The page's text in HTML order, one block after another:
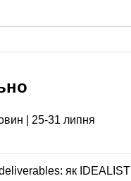
| 25-31 липня
як IDEALIST